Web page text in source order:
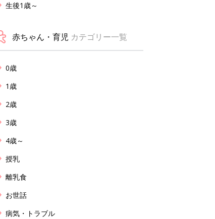
生後1歳～
赤ちゃん・育児 カテゴリー一覧
0歳
1歳
2歳
3歳
4歳～
授乳
離乳食
お世話
病気・トラブル